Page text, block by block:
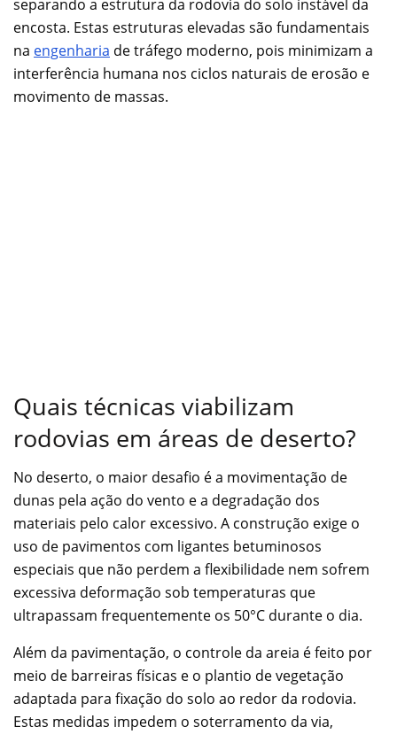
separando a estrutura da rodovia do solo instável da
encosta. Estas estruturas elevadas são fundamentais
na engenharia de tráfego moderno, pois minimizam a
interferência humana nos ciclos naturais de erosão e
movimento de massas.
Quais técnicas viabilizam
rodovias em áreas de deserto?
No deserto, o maior desafio é a movimentação de
dunas pela ação do vento e a degradação dos
materiais pelo calor excessivo. A construção exige o
uso de pavimentos com ligantes betuminosos
especiais que não perdem a flexibilidade nem sofrem
excessiva deformação sob temperaturas que
ultrapassam frequentemente os 50°C durante o dia.
Além da pavimentação, o controle da areia é feito por
meio de barreiras físicas e o plantio de vegetação
adaptada para fixação do solo ao redor da rodovia.
Estas medidas impedem o soterramento da via,